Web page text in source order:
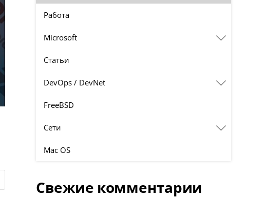
Работа
Microsoft
Статьи
DevOps / DevNet
FreeBSD
Сети
Mac OS
Свежие комментарии